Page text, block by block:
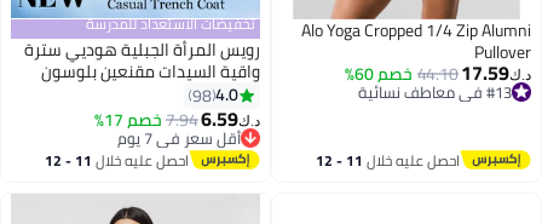
2
Alo Yoga Cropped 1/4 Zip Alumni
Pullover
د.ك‏17.59
44.10خصم 60%
#13 في معاطف نسائية
احصل عليه خلال 11 - 12
اغسطس
تخفيضات الاستعداد للمدرسة
رويس المرأة الجبلية هوديي سترة
واقية السيدات مقنعين بلوسون
خندق معطف طويل الإناث اصطف
معطف التخسيس المرأة الرمز
البريدي في يندبروف خفيفة الوزن
تنفس معطف قابل للتعديل الخصر
الصلبة الأسود
4.0
98
د.ك‏6.59
7.94خصم 17%
أقل سعر في 7 يوم
أقل سعر في 7 يوماحصل عليه خلال 11 - 12
اغسطس